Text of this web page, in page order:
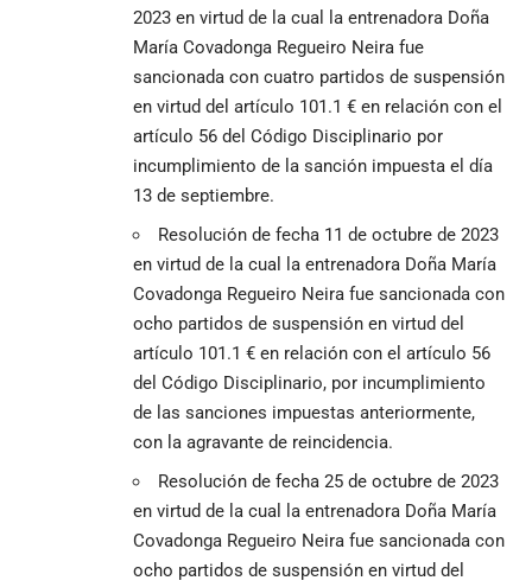
2023 en virtud de la cual la entrenadora Doña
María Covadonga Regueiro Neira fue
sancionada con cuatro partidos de suspensión
en virtud del artículo 101.1 € en relación con el
artículo 56 del Código Disciplinario por
incumplimiento de la sanción impuesta el día
13 de septiembre.
Resolución de fecha 11 de octubre de 2023
en virtud de la cual la entrenadora Doña María
Covadonga Regueiro Neira fue sancionada con
ocho partidos de suspensión en virtud del
artículo 101.1 € en relación con el artículo 56
del Código Disciplinario, por incumplimiento
de las sanciones impuestas anteriormente,
con la agravante de reincidencia.
Resolución de fecha 25 de octubre de 2023
en virtud de la cual la entrenadora Doña María
Covadonga Regueiro Neira fue sancionada con
ocho partidos de suspensión en virtud del